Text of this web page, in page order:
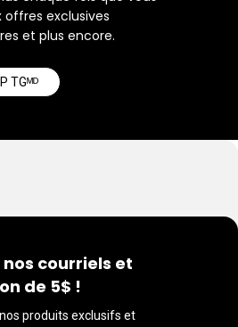
exclusives
et plus encore.
TGᴹᴰ
courriels et
de 5$ !
produits exclusifs et